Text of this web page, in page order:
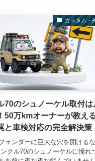
カスタム・
70のシュノーケル取付は
50万kmオーナーが教え
と車検対応の完全解決策
ェンダーに巨大な穴を開ける
クル70のシュノーケルに憧れ